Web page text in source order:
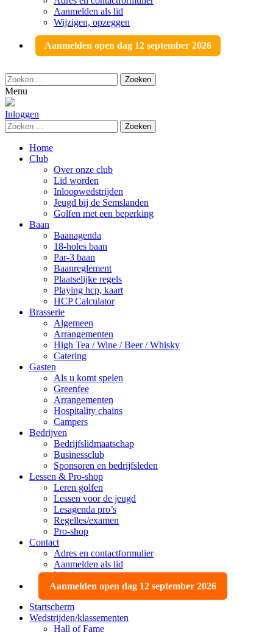
Aanmelden als lid
Wijzigen, opzeggen
Aanmelden open dag 12 september 2026
Zoeken
naar:
Menu
Inloggen
Zoeken
naar:
Home
Club
Over onze club
Lid worden
Inloopwedstrijden
Jeugd bij de Semslanden
Golfen met een beperking
Baan
Baanagenda
18-holes baan
Par-3 baan
Baanreglement
Plaatselijke regels
Playing hcp, kaart
HCP Calculator
Brasserie
Algemeen
Arrangementen
High Tea / Wine / Beer / Whisky
Catering
Gasten
Als u komt spelen
Greenfee
Arrangementen
Hospitality chains
Campers
Bedrijven
Bedrijfslidmaatschap
Businessclub
Sponsoren en bedrijfsleden
Lessen & Pro-shop
Leren golfen
Lessen voor de jeugd
Lesagenda pro’s
Regelles/examen
Pro-shop
Contact
Adres en contactformulier
Aanmelden als lid
Wijzigen, opzeggen
Aanmelden open dag 12 september 2026
Startscherm
Wedstrijden/klassementen
Hall of Fame